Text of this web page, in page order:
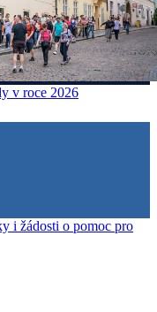
v roce 2026
i žádosti o pomoc pro